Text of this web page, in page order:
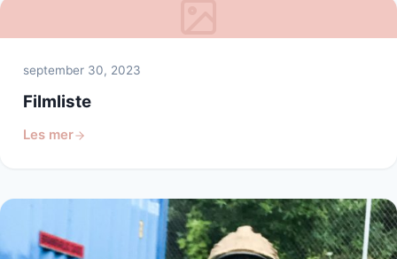
september 30, 2023
Filmliste
Les mer